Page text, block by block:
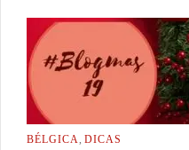
BÉLGICA DICAS